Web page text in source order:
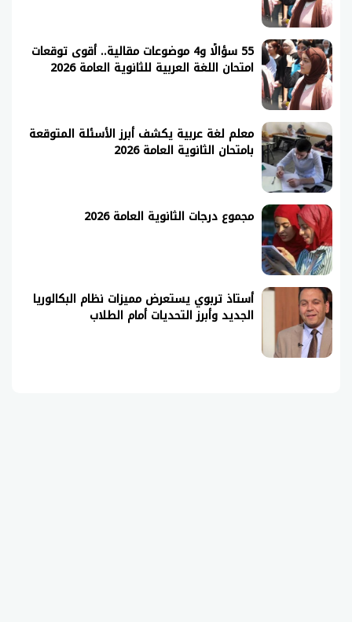
55 سؤالًا و4 موضوعات مقالية.. أقوى توقعات
امتحان اللغة العربية للثانوية العامة 2026
معلم لغة عربية يكشف أبرز الأسئلة المتوقعة
بامتحان الثانوية العامة 2026
مجموع درجات الثانوية العامة 2026
أستاذ تربوي يستعرض مميزات نظام البكالوريا
الجديد وأبرز التحديات أمام الطلاب